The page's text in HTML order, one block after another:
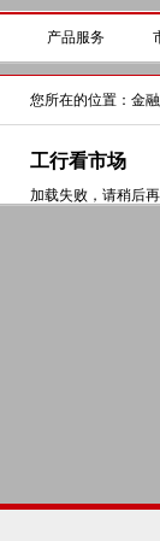
产品服务
您所在的位置： 金
工行看市场
加载失败，请稍后再